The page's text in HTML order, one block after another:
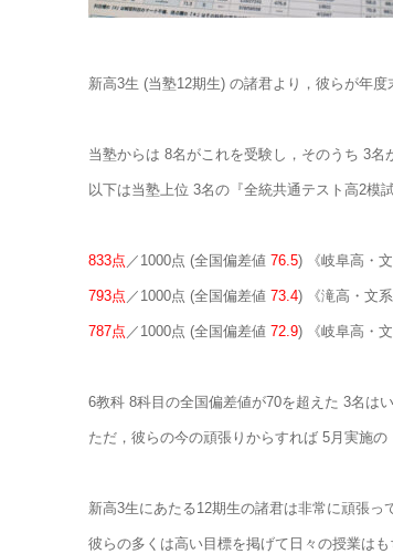
新高3生 (当塾12期生) の諸君より，彼らが年
当塾からは 8名がこれを受験し，そのうち 3名
以下は当塾上位 3名の『全統共通テスト高2模
833点 ／1000点 (全国偏差値 76.5) 《岐阜高・文
793点 ／1000点 (全国偏差値 73.4) 《滝高・文系
787点 ／1000点 (全国偏差値 72.9) 《岐阜高・文
6教科 8科目の全国偏差値が70を超えた 3名は
ただ，彼らの今の頑張りからすれば 5月実施
新高3生にあたる12期生の諸君は非常に頑張っ
彼らの多くは高い目標を掲げて日々の授業は